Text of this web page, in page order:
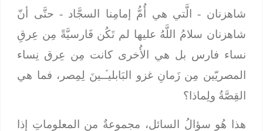
شاهزنان - الَّتي هي أُمُّ إمامِنا السجَّاد - حتَّى أنّ
شاهزنان سلامُ اللَّهُ عليها لم تَكُن فَارسيَّةً مِن عِرقِ
نساء فارس بل هي الأُخرى كانت مِن عِرق نِساء
المصريّين مِن زَمانِ غزو البَابليـﱢـينَ لِمِصر، فما هي
القِصَّةُ ولِماذا؟
هذا هُو سؤالُ السائل، مجموعةٌ من المعلوماتِ إذا